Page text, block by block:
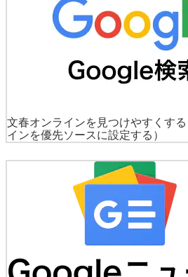
文春オンラインを見つけやすくする
インを優先ソースに設定する）